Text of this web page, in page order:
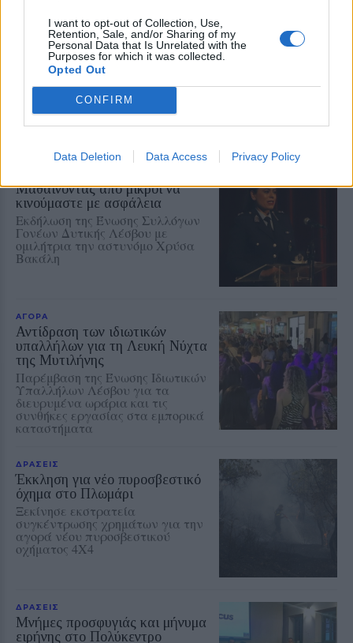
I want to opt-out of Collection, Use,
Retention, Sale, and/or Sharing of my
Personal Data that Is Unrelated with the
Purposes for which it was collected.
Opted Out
CONFIRM
Data Deletion Data Access Privacy Policy
Η Λέσβος στη Διεθνή
Κατασκήνωση Νέων των
Παγκόσμιων Γεωπάρκων
UNESCO
Μαθητές του Πρότυπου ΓΕΛ
Μυτιλήνης παρουσίασαν το
Απολιθωμένο Δάσος και τη
συμβολή του στη μελέτη της
Μαθαίνοντας από μικροί να
κινούμαστε με ασφάλεια
Εκδήλωση της Ένωσης Συλλόγων
Γονέων Δυτικής Λέσβου με
ομιλήτρια την αστυνόμο Χρύσα
Βακάλη
ΑΓΟΡΑ
Αντίδραση των ιδιωτικών
υπαλλήλων για τη Λευκή Νύχτα
της Μυτιλήνης
Παρέμβαση της Ένωσης Ιδιωτικών
Υπαλλήλων Λέσβου για τα
διευρυμένα ωράρια και τις
συνθήκες εργασίας στα εμπορικά
καταστήματα
ΔΡΑΣΕΙΣ
Έκκληση για νέο πυροσβεστικό
όχημα στο Πλωμάρι
Ξεκίνησε εκστρατεία
συγκέντρωσης χρημάτων για την
αγορά νέου πυροσβεστικού
οχήματος 4Χ4
ΔΡΑΣΕΙΣ
Μνήμες προσφυγιάς και μήνυμα
ειρήνης στο Πολύκεντρο